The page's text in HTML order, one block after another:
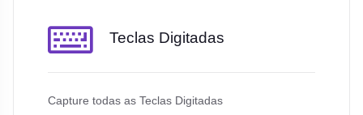
Teclas Digitadas
Capture todas as Teclas Digitadas